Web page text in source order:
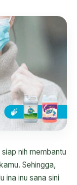
nih membantu
Sehingga,
ina inu sana sini